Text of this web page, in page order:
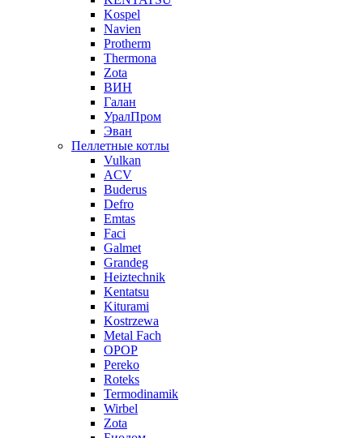
Kospel
Navien
Protherm
Thermona
Zota
ВИН
Галан
УралПром
Эван
Пеллетные котлы
Vulkan
ACV
Buderus
Defro
Emtas
Faci
Galmet
Grandeg
Heiztechnik
Kentatsu
Kiturami
Kostrzewa
Metal Fach
OPOP
Pereko
Roteks
Termodinamik
Wirbel
Zota